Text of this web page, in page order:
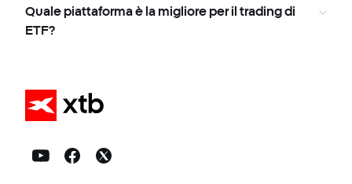
Quale piattaforma è la migliore per il trading di
ETF?